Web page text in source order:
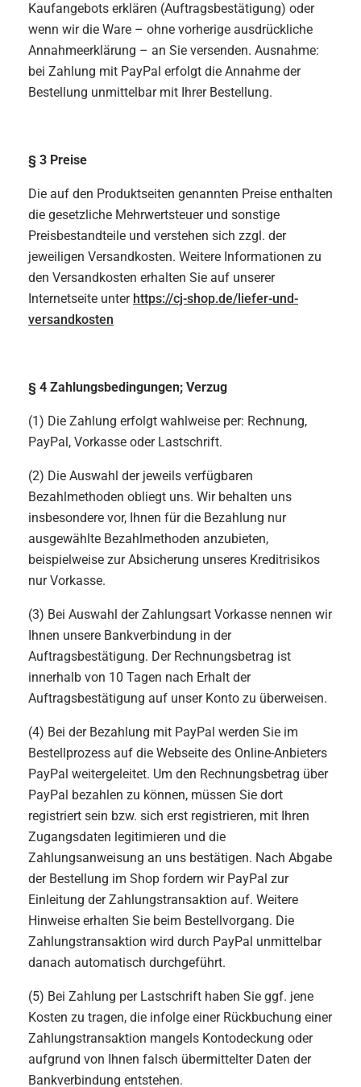
Kaufangebots erklären (Auftragsbestätigung) oder
wenn wir die Ware – ohne vorherige ausdrückliche
Annahmeerklärung – an Sie versenden. Ausnahme:
bei Zahlung mit PayPal erfolgt die Annahme der
Bestellung unmittelbar mit Ihrer Bestellung.
§ 3 Preise
Die auf den Produktseiten genannten Preise enthalten
die gesetzliche Mehrwertsteuer und sonstige
Preisbestandteile und verstehen sich zzgl. der
jeweiligen Versandkosten. Weitere Informationen zu
den Versandkosten erhalten Sie auf unserer
Internetseite unter https://cj-shop.de/liefer-und-
versandkosten
§ 4 Zahlungsbedingungen; Verzug
(1) Die Zahlung erfolgt wahlweise per: Rechnung,
PayPal, Vorkasse oder Lastschrift.
(2) Die Auswahl der jeweils verfügbaren
Bezahlmethoden obliegt uns. Wir behalten uns
insbesondere vor, Ihnen für die Bezahlung nur
ausgewählte Bezahlmethoden anzubieten,
beispielweise zur Absicherung unseres Kreditrisikos
nur Vorkasse.
(3) Bei Auswahl der Zahlungsart Vorkasse nennen wir
Ihnen unsere Bankverbindung in der
Auftragsbestätigung. Der Rechnungsbetrag ist
innerhalb von 10 Tagen nach Erhalt der
Auftragsbestätigung auf unser Konto zu überweisen.
(4) Bei der Bezahlung mit PayPal werden Sie im
Bestellprozess auf die Webseite des Online-Anbieters
PayPal weitergeleitet. Um den Rechnungsbetrag über
PayPal bezahlen zu können, müssen Sie dort
registriert sein bzw. sich erst registrieren, mit Ihren
Zugangsdaten legitimieren und die
Zahlungsanweisung an uns bestätigen. Nach Abgabe
der Bestellung im Shop fordern wir PayPal zur
Einleitung der Zahlungstransaktion auf. Weitere
Hinweise erhalten Sie beim Bestellvorgang. Die
Zahlungstransaktion wird durch PayPal unmittelbar
danach automatisch durchgeführt.
(5) Bei Zahlung per Lastschrift haben Sie ggf. jene
Kosten zu tragen, die infolge einer Rückbuchung einer
Zahlungstransaktion mangels Kontodeckung oder
aufgrund von Ihnen falsch übermittelter Daten der
Bankverbindung entstehen.